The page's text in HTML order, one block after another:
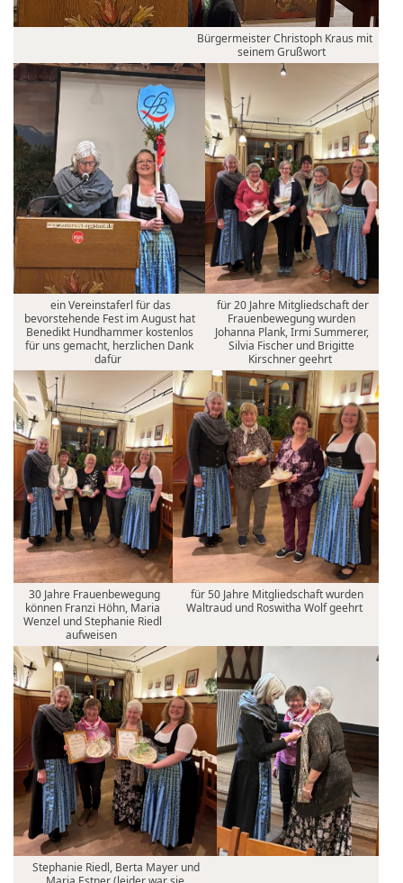
Bürgermeister Christoph Kraus mit
seinem Grußwort
ein Vereinstaferl für das
bevorstehende Fest im August hat
Benedikt Hundhammer kostenlos
für uns gemacht, herzlichen Dank
dafür
für 20 Jahre Mitgliedschaft der
Frauenbewegung wurden
Johanna Plank, Irmi Summerer,
Silvia Fischer und Brigitte
Kirschner geehrt
30 Jahre Frauenbewegung
können Franzi Höhn, Maria
Wenzel und Stephanie Riedl
aufweisen
für 50 Jahre Mitgliedschaft wurden
Waltraud und Roswitha Wolf geehrt
Stephanie Riedl, Berta Mayer und